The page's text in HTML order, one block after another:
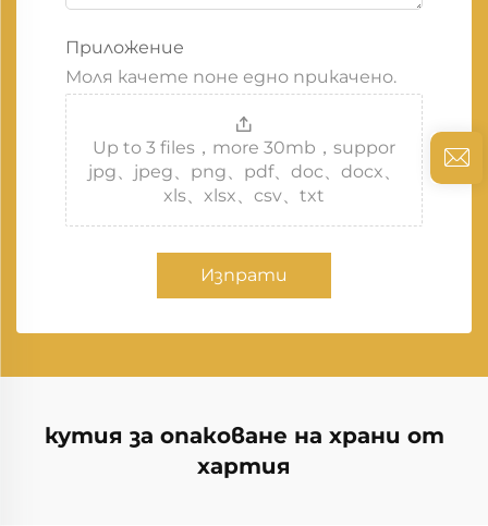
Приложение
Моля качете поне едно прикачено.
Up to 3 files，more 30mb，suppor
jpg、jpeg、png、pdf、doc、docx、
xls、xlsx、csv、txt
Изпрати
кутия за опаковане на храни от
хартия